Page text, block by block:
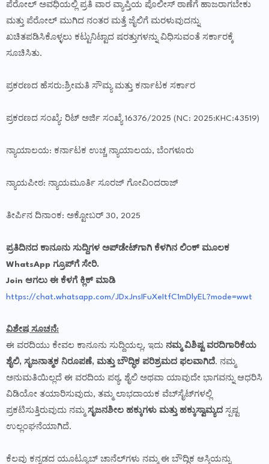
ಪೆರೋಲ್ ಅವಧಿಯಲ್ಲಿ ಪ್ರತಿ ವಾರ ವ್ಯಾಪ್ತಿಯ ಪೊಲೀಸ್ ಠಾಣೆಗೆ ಹಾಜರಾಗಬೇಕು
ಮತ್ತು ಪೆರೋಲ್ ಮುಗಿದ ನಂತರ ಮತ್ತೆ ಜೈಲಿಗೆ ಮರಳುವುದನ್ನು
ಖಚಿತಪಡಿಸಿಕೊಳ್ಳಲು ಕಟ್ಟುನಿಟ್ಟಾದ ಷರತ್ತುಗಳನ್ನು ವಿಧಿಸುವಂತೆ ಸರ್ಕಾರಕ್ಕೆ
ಸೂಚಿಸಿತು.
ಪ್ರಕರಣದ ಹೆಸರು:ಶ್ರೀಮತಿ ಸೌಮ್ಯ ಮತ್ತು ಕರ್ನಾಟಕ ಸರ್ಕಾರ
ಪ್ರಕರಣದ ಸಂಖ್ಯೆ: ರಿಟ್ ಅರ್ಜಿ ಸಂಖ್ಯೆ 16376/2025 (NC: 2025:KHC:43519)
ನ್ಯಾಯಾಲಯ: ಕರ್ನಾಟಕ ಉಚ್ಚ ನ್ಯಾಯಾಲಯ, ಬೆಂಗಳೂರು
ನ್ಯಾಯಪೀಠ: ನ್ಯಾಯಮೂರ್ತಿ ಸೂರಜ್ ಗೋವಿಂದರಾಜ್
ತೀರ್ಪಿನ ದಿನಾಂಕ: ಅಕ್ಟೋಬರ್ 30, 2025
ಪ್ರತಿದಿನದ ಕಾನೂನು ಸುದ್ದಿಗಳ ಅಪ್‌ಡೇಟ್‌ಗಾಗಿ ಕೆಳಗಿನ ಲಿಂಕ್ ಮೂಲಕ
WhatsApp ಗ್ರೂಪ್‌ಗೆ ಸೇರಿ.
Join ಆಗಲು ಈ ಕೆಳಗೆ ಕ್ಲಿಕ್ ಮಾಡಿ
https://chat.whatsapp.com/JDxJnsIFuXeItfC1mDlyEL?mode=wwt
ವಿಶೇಷ ಸೂಚನೆ:
ಈ ವರದಿಯು ಕೇವಲ ಕಾನೂನು ಸುದ್ದಿಯಲ್ಲ, ಇದು ನಮ್ಮ ವಿಶಿಷ್ಟ ವರದಿಗಾರಿಕೆಯ
ಶೈಲಿ, ಸೃಜನಾತ್ಮಕ ನಿರೂಪಣೆ, ಮತ್ತು ಬೌದ್ಧಿಕ ಪರಿಶ್ರಮದ ಫಲವಾಗಿದೆ. ನಮ್ಮ
ಅನುಮತಿಯಿಲ್ಲದೆ ಈ ವರದಿಯ ಪಠ್ಯ, ಶೈಲಿ ಅಥವಾ ಯಾವುದೇ ಭಾಗವನ್ನು ಆಧರಿಸಿ
ವಿಡಿಯೋ ತಯಾರಿಸುವುದು, ತಮ್ಮ ಲಾಭದಾಯಕ ವೆಬ್‌ಸೈಟ್‌ಗಳಲ್ಲಿ
ಪ್ರಕಟಿಸುತ್ತಿರುವುದು ನಮ್ಮ ಸೃಜನಶೀಲ ಹಕ್ಕುಗಳು ಮತ್ತು ಹಕ್ಕುಸ್ವಾಮ್ಯದ ಸ್ಪಷ್ಟ
ಉಲ್ಲಂಘನೆಯಾಗಿದೆ.
ಕೆಲವು ಕನ್ನಡದ ಯೂಟ್ಯೂಬ್ ಚಾನೆಲ್‌ಗಳು ನಮ್ಮ ಈ ಬೌದ್ಧಿಕ ಆಸ್ತಿಯನ್ನು